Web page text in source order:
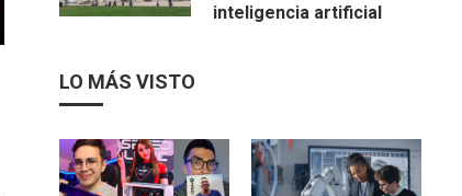
inteligencia artificial
LO MÁS VISTO